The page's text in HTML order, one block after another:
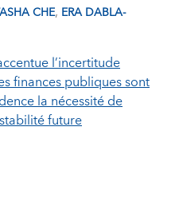
CHE, ERA DABLA-
l’incertitude
finances publiques sont
la nécessité de
future